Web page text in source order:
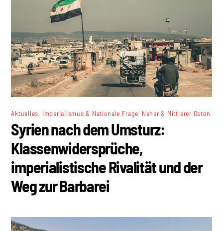
Aktuelles Imperialismus & Nationale Frage Naher & Mittlerer Osten
Syrien nach dem Umsturz:
Klassenwidersprüche,
imperialistische Rivalität und der
Weg zur Barbarei